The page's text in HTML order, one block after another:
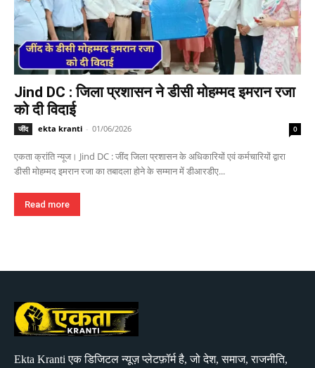
Jind DC : जिला प्रशासन ने डीसी मोहम्मद इमरान रजा
को दी विदाई
जींद ekta kranti - 01/06/2026 0
एकता क्रांति न्यूज। Jind DC : जींद जिला प्रशासन के अधिकारियों एवं कर्मचारियों द्वारा
डीसी मोहम्मद इमरान रजा का तबादला होने के सम्मान में डीआरडीए...
Read more
Ekta Kranti एक डिजिटल न्यूज़ प्लेटफ़ॉर्म है, जो देश, समाज, राजनीति,